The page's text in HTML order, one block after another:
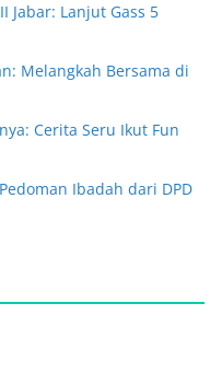
Jabar: Lanjut Gass 5
Melangkah Bersama di
Cerita Seru Ikut Fun
Ibadah dari DPD